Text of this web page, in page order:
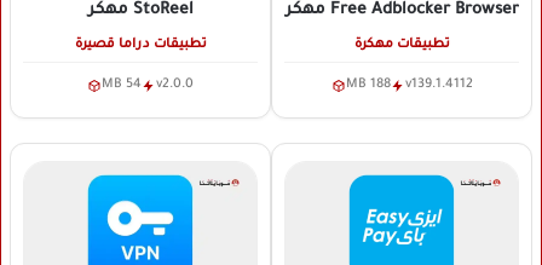
Free Adblocker Browser مهكر
تطبيقات مهكرة
v139.1.4112
188 MB
StoReel مهكر
تطبيقات دراما قصيرة
v2.0.0
54 MB